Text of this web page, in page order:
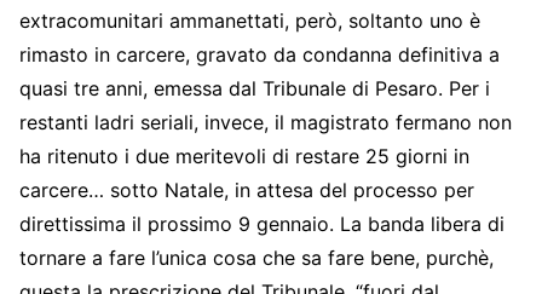
extracomunitari ammanettati, però, soltanto uno è
rimasto in carcere, gravato da condanna definitiva a
quasi tre anni, emessa dal Tribunale di Pesaro. Per i
restanti ladri seriali, invece, il magistrato fermano non
ha ritenuto i due meritevoli di restare 25 giorni in
carcere… sotto Natale, in attesa del processo per
direttissima il prossimo 9 gennaio. La banda libera di
tornare a fare l’unica cosa che sa fare bene, purchè,